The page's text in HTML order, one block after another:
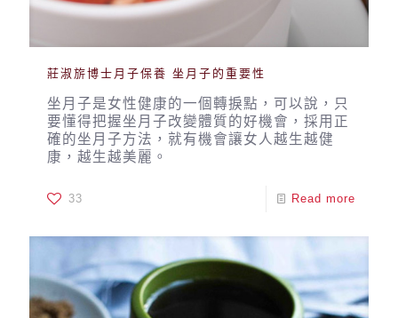
莊淑旂博士月子保養 坐月子的重要性
坐月子是女性健康的一個轉捩點，可以說，只
要懂得把握坐月子改變體質的好機會，採用正
確的坐月子方法，就有機會讓女人越生越健
康，越生越美麗。
33 Read more